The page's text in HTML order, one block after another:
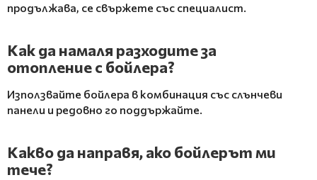
продължава, се свържете със специалист.
Как да намаля разходите за
отопление с бойлера?
Използвайте бойлера в комбинация със слънчеви
панели и редовно го поддържайте.
Какво да направя, ако бойлерът ми
тече?